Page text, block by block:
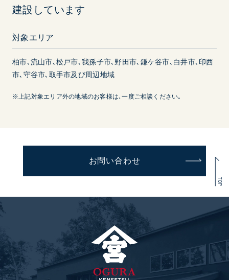
建設しています
対象エリア
柏市､流山市､松戸市､我孫子市､野田市､鎌ケ谷市､白井市､印西
市､守谷市､取手市及び周辺地域
※上記対象エリア外の地域のお客様は､一度ご相談ください｡
お問い合わせ
TOP